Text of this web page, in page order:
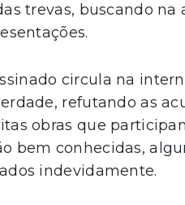
trevas, buscando na
circula na
refutando as
obras que
bem conhecidas,
indevidamente.